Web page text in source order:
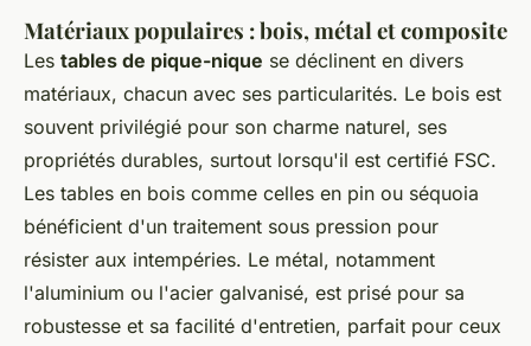
Matériaux populaires : bois, métal et composite
Les tables de pique-nique se déclinent en divers
matériaux, chacun avec ses particularités. Le bois est
souvent privilégié pour son charme naturel, ses
propriétés durables, surtout lorsqu'il est certifié FSC.
Les tables en bois comme celles en pin ou séquoia
bénéficient d'un traitement sous pression pour
résister aux intempéries. Le métal, notamment
l'aluminium ou l'acier galvanisé, est prisé pour sa
robustesse et sa facilité d'entretien, parfait pour ceux